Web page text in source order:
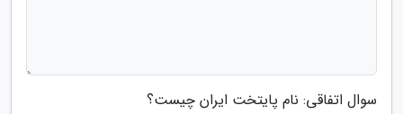
سوال اتفاقی: نام پایتخت ایران چیست؟